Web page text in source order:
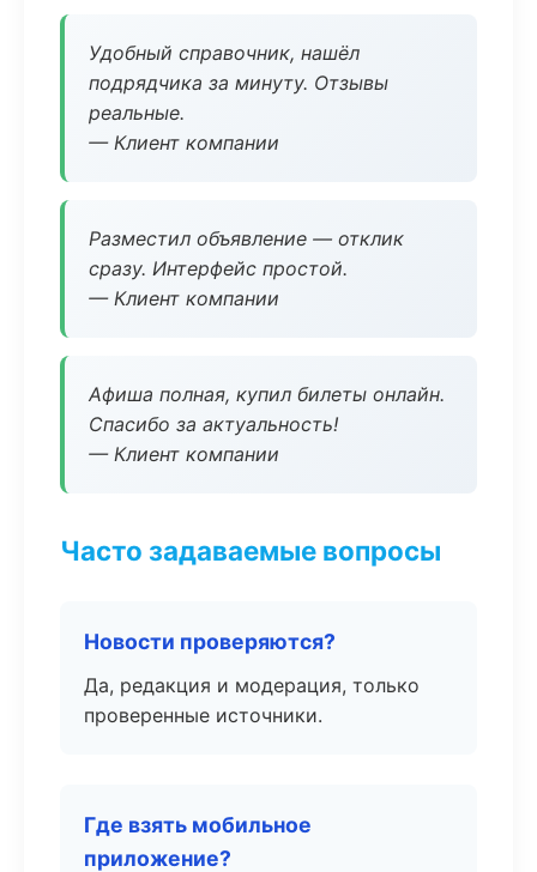
Удобный справочник, нашёл
подрядчика за минуту. Отзывы
реальные.
— Клиент компании
Разместил объявление — отклик
сразу. Интерфейс простой.
— Клиент компании
Афиша полная, купил билеты онлайн.
Спасибо за актуальность!
— Клиент компании
Часто задаваемые вопросы
Новости проверяются?
Да, редакция и модерация, только
проверенные источники.
Где взять мобильное
приложение?